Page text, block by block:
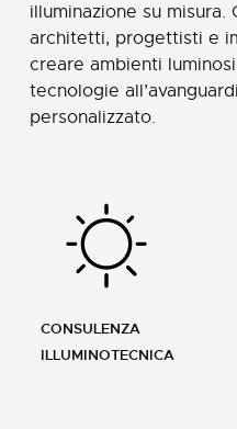
illuminazione su misura.
architetti, progettisti e
creare ambienti
tecnologie
personalizzato.
CONSULENZA
ILLUMINOTECNICA